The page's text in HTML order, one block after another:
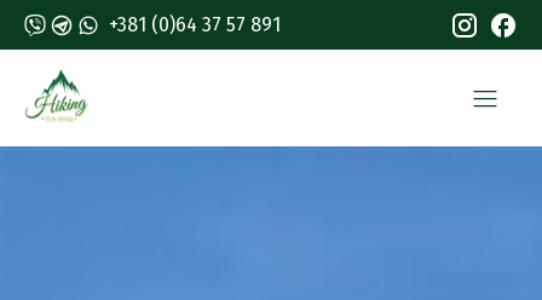
+381 (0)64 37 57 891